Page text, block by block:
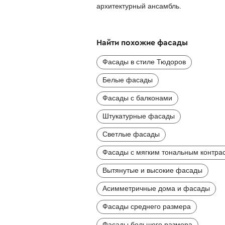
архитектурный ансамбль.
Найти похожие фасады
Фасады в стиле Тюдоров
Белые фасады
Фасады с балконами
Штукатурные фасады
Светлые фасады
Фасады с мягким тональным
Вытянутые и высокие фасады
Асимметричные дома и фасады
Фасады среднего размера